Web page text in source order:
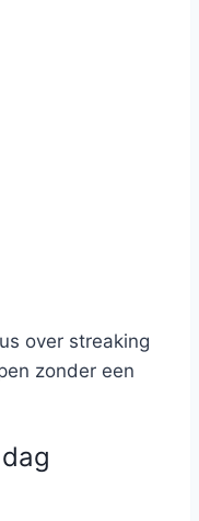
over streaking
zonder een